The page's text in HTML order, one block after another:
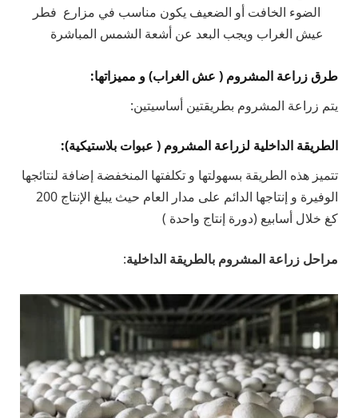
الضوء الخافت أو الضعيف يكون مناسب في مزارع فطر
عيش الغراب ويجب البعد عن أشعة الشمس المباشرة
طرق زراعة المشروم ( عش الغراب) و مميزاتها:
يتم زراعة المشروم بطريقتين أساسيتين:
الطريقة الداخلية لزراعة المشروم ( عبوات بلاستيكية):
تتميز هذه الطريقة بسهولتها و تكلفتها المنخفضة إضافة لنتائجها
الوفيرة و إنتاجها الدائم على مدار العام حيث يبلغ الإنتاج 200
كغ خلال أسابيع (دورة إنتاج واحدة )
مراحل زراعة المشروم بالطريقة الداخلية: